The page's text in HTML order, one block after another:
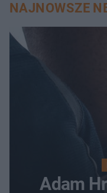
NAJNOWSZE
Adam